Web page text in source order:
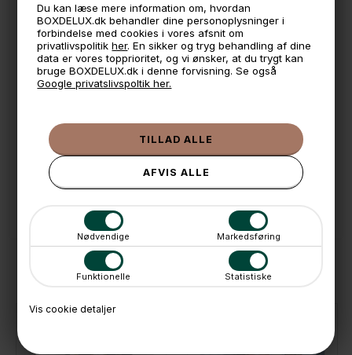
Du kan læse mere information om, hvordan
BOXDELUX.dk behandler dine personoplysninger i
forbindelse med cookies i vores afsnit om
privatlivspolitikher. En sikker og tryg behandling af dine
data er vores topprioritet, og vi ønsker, at du trygt kan
bruge BOXDELUX.dk i denne forvisning. Se også
Google privatslivspoltik her.
Nødvendige Markedsføring
Funktionelle Statistiske
Vis cookie detaljer
*Vaskes i hånden-Tåler ikke opvaskemaskine
🕚 Bestil inden 11 & vi sender samme dag på hverdage
🧺 Kan du lægge varen i kurven, er den på lager
📦 Fragtfri v. køb over 999,- ellers fra 49,- med GLS
💳 Betal med
📱 Kundeservice 50446800 (9-12)
ANDRE IDÉER